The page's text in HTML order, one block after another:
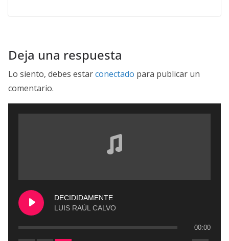
Deja una respuesta
Lo siento, debes estarconectado para publicar un
comentario.
DECIDIDAMENTE
LUIS RAÚL CALVO
00:00